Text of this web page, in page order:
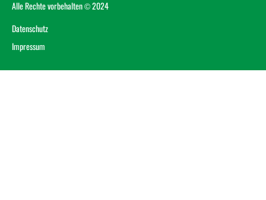
Alle Rechte vorbehalten © 2024
Datenschutz
Impressum